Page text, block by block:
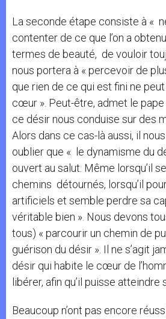
La seconde étape consiste à «
contenter de ce que l’on a
termes de beauté, de vouloir
nous portera à « percevoir de
que rien de ce qui est fini ne
cœur ». Peut-être, admet le
ce désir nous conduise sur des
Alors dans ce cas-là aussi, il
oublier que « le dynamisme du
ouvert au salut. Même lorsqu’il
chemins détournés, lorsqu’il
artificiels et semble perdre sa
véritable bien ». Nous devons
tous) « parcourir un chemin de
guérison du désir ». Il ne s’agit
désir qui habite le cœur de
libérer, afin qu’il puisse atteindre
Beaucoup n’ont pas encore